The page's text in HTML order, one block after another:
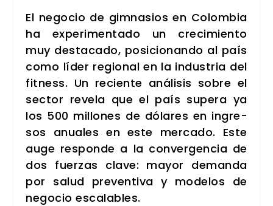
El nego­cio de gim­na­sios en Colom­bia
ha expe­ri­men­ta­do un cre­ci­mien­to
muy des­ta­ca­do, posi­cio­nan­do al país
como líder regio­nal en la indus­tria del
fit­ness. Un recien­te aná­li­sis sobre el
sec­tor reve­la que el país supera ya
los 500 millo­nes de dóla­res en ingre­
sos anua­les en este mer­ca­do. Este
auge res­pon­de a la con­ver­gen­cia de
dos fuer­zas cla­ve: mayor deman­da
por salud pre­ven­ti­va y mode­los de
nego­cio esca­la­bles.